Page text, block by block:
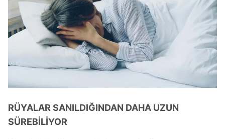
RÜYALAR SANILDIĞINDAN DAHA UZUN
SÜREBİLİYOR